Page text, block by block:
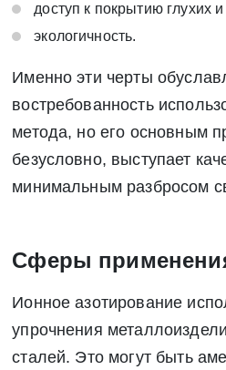
доступ к покрытию глухих
экологичность.
Именно эти черты
востребованность
метода, но его основным
безусловно, выступает
минимальным разбросом
Сферы
Ионное азотирование
упрочнения
сталей. Это могут быть